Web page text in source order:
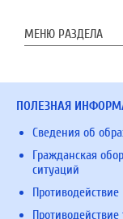
МЕНЮ РАЗДЕЛА
ПОЛЕЗНАЯ
Сведения об
Гражданская
ситуаций